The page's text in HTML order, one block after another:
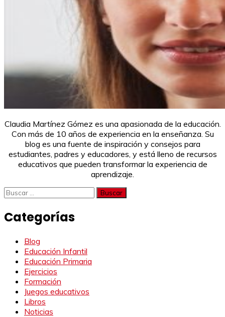
Claudia Martínez Gómez es una apasionada de la educación.
Con más de 10 años de experiencia en la enseñanza. Su
blog es una fuente de inspiración y consejos para
estudiantes, padres y educadores, y está lleno de recursos
educativos que pueden transformar la experiencia de
aprendizaje.
Buscar:
Categorías
Blog
Educación Infantil
Educación Primaria
Ejercicios
Formación
Juegos educativos
Libros
Noticias